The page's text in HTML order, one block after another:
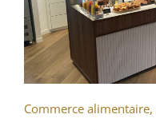
Commerce alimentaire,